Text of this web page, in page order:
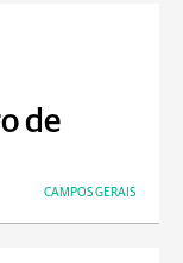
de
CAMPOS GERAIS